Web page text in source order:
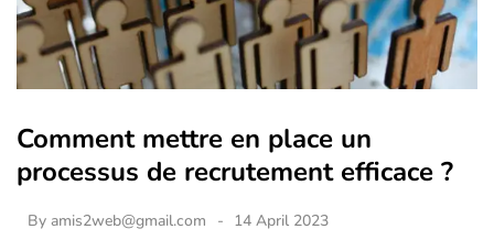
Comment mettre en place un
processus de recrutement efficace ?
By amis2web@gmail.com 14 April 2023